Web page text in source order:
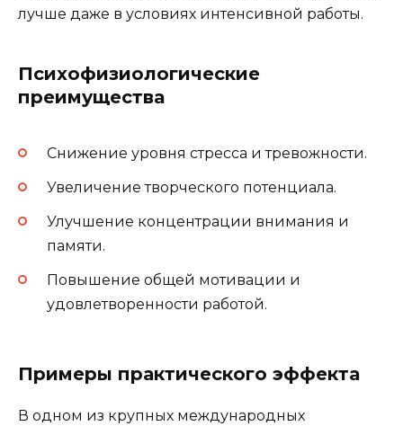
лучше даже в условиях интенсивной работы.
Психофизиологические
преимущества
Снижение уровня стресса и тревожности.
Увеличение творческого потенциала.
Улучшение концентрации внимания и
памяти.
Повышение общей мотивации и
удовлетворенности работой.
Примеры практического эффекта
В одном из крупных международных